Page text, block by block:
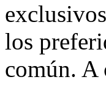
los
común. A